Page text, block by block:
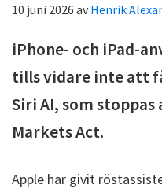
10 juni 2026 avHenrik
iPhone- och iPad-
tills vidare inte att
Siri AI, som
Markets Act.
Apple har givit